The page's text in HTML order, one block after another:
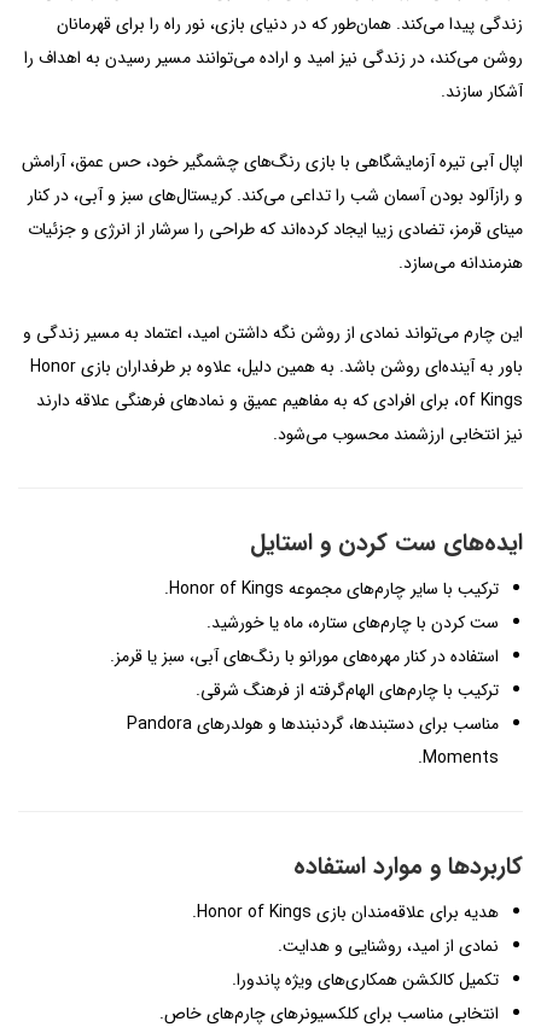
زندگی پیدا می‌کند. همان‌طور که در دنیای بازی، نور راه را برای قهرمانان
روشن می‌کند، در زندگی نیز امید و اراده می‌توانند مسیر رسیدن به اهداف را
آشکار سازند.
اپال آبی تیره آزمایشگاهی با بازی رنگ‌های چشمگیر خود، حس عمق، آرامش
و رازآلود بودن آسمان شب را تداعی می‌کند. کریستال‌های سبز و آبی، در کنار
مینای قرمز، تضادی زیبا ایجاد کرده‌اند که طراحی را سرشار از انرژی و جزئیات
هنرمندانه می‌سازد.
این چارم می‌تواند نمادی از روشن نگه داشتن امید، اعتماد به مسیر زندگی و
باور به آینده‌ای روشن باشد. به همین دلیل، علاوه بر طرفداران بازی Honor
of Kings، برای افرادی که به مفاهیم عمیق و نمادهای فرهنگی علاقه دارند
نیز انتخابی ارزشمند محسوب می‌شود.
ایده‌های ست کردن و استایل
ترکیب با سایر چارم‌های مجموعه Honor of Kings.
ست کردن با چارم‌های ستاره، ماه یا خورشید.
استفاده در کنار مهره‌های مورانو با رنگ‌های آبی، سبز یا قرمز.
ترکیب با چارم‌های الهام‌گرفته از فرهنگ شرقی.
مناسب برای دستبندها، گردنبندها و هولدرهای Pandora
Moments.
کاربردها و موارد استفاده
هدیه برای علاقه‌مندان بازی Honor of Kings.
نمادی از امید، روشنایی و هدایت.
تکمیل کالکشن همکاری‌های ویژه پاندورا.
انتخابی مناسب برای کلکسیونرهای چارم‌های خاص.